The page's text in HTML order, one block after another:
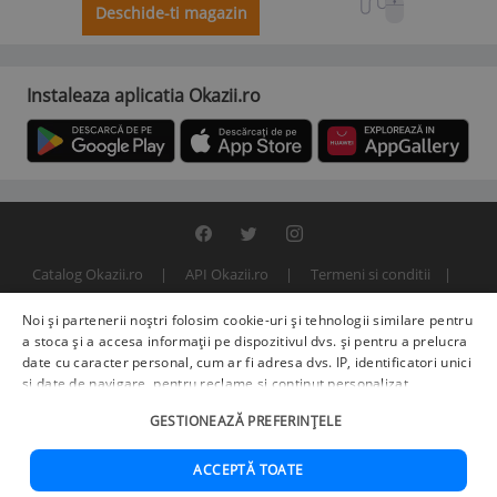
Deschide-ti magazin
Instaleaza aplicatia Okazii.ro
Catalog Okazii.ro API Okazii.ro
Termeni si conditii
© 2000 - 2026 S.C. BITFACTOR S.R.L.
Noi și partenerii noștri folosim cookie-uri și tehnologii similare pentru
a stoca și a accesa informații pe dispozitivul dvs. și pentru a prelucra
date cu caracter personal, cum ar fi adresa dvs. IP, identificatori unici
și date de navigare, pentru reclame și conținut personalizat,
îmbunătățirea serviciilor.Furnizori terți (225)pot, de asemenea,
prelucra datele dvs. în aceste și alte scopuri, inclusiv folosind date
precise de geolocalizare și caracteristici ale dispozitivului. Opțiunile
dvs. se aplică doar acestui site web. Unii furnizori se pot baza pe
GESTIONEAZĂ PREFERINȚELE
ACCEPTĂ TOATE